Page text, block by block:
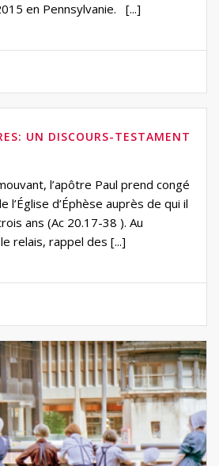
en Pennsylvanie. [...]
UN DISCOURS-TESTAMENT
l’apôtre Paul prend congé
l’Église d’Éphèse auprès de qui il
ans (Ac 20.17-38 ). Au
relais, rappel des [...]